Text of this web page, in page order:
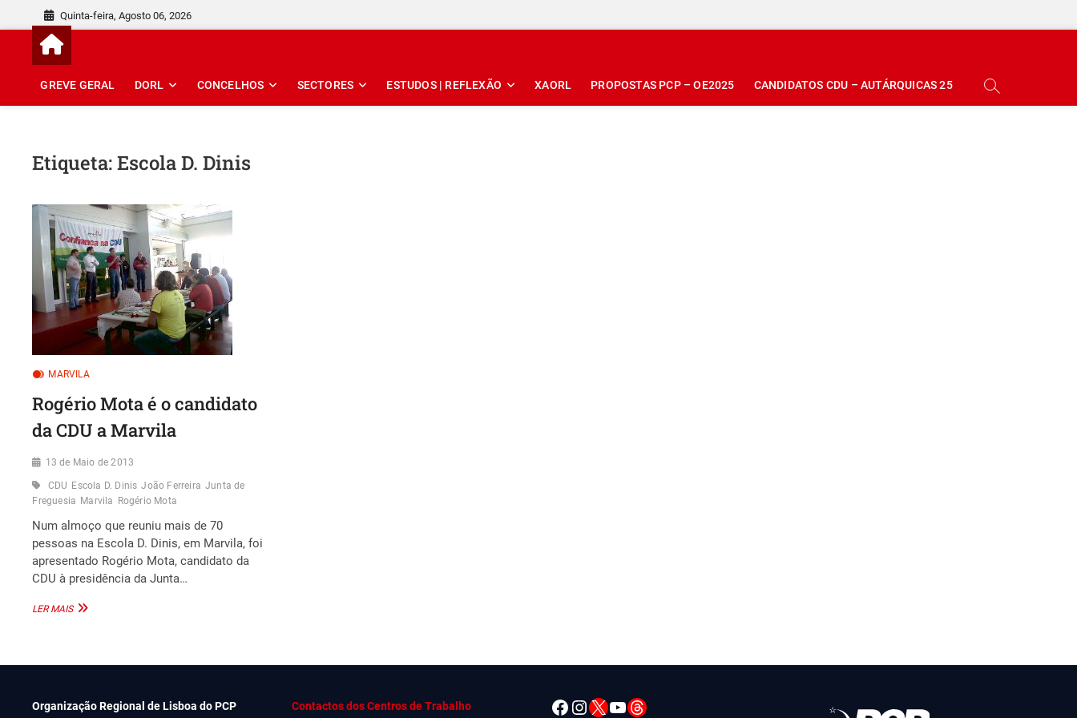
content
Quinta-feira, Agosto 06, 2026
GREVE GERAL DORL CONCELHOS SECTORES ESTUDOS | REFLEXÃO XAORL PROPOSTAS PCP – OE2025 CANDIDATOS CDU – AUTÁRQUICAS 25
Etiqueta:Escola D. Dinis
MARVILA
Rogério Mota é o candidato
da CDU a Marvila
13 de Maio de 2013
CDU Escola D. Dinis João Ferreira Junta de
Freguesia Marvila Rogério Mota
Num almoço que reuniu mais de 70
pessoas na Escola D. Dinis, em Marvila, foi
apresentado Rogério Mota, candidato da
CDU à presidência da Junta…
LER MAISROGÉRIO
CANDIDATO
A
Organização Regional de Lisboa do PCP
Contactos dos Centros de Trabalho Facebook
Instagram
X YouTube
Threads